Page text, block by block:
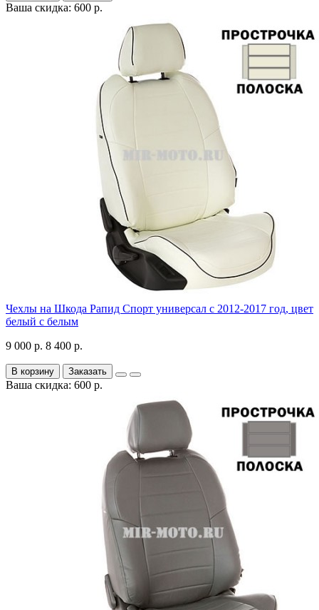
Ваша скидка: 600 р.
Чехлы на Шкода Рапид Спорт универсал с 2012-2017 год, цвет
белый с белым
9 000 р. 8 400 р.
В корзину Заказать
Ваша скидка: 600 р.